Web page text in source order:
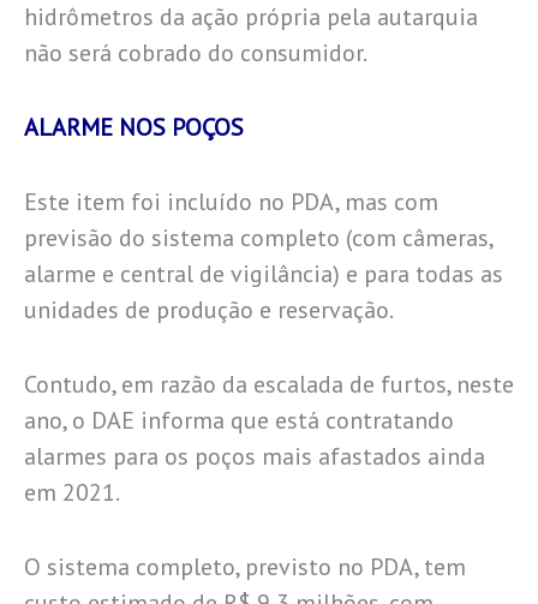
hidrômetros da ação própria pela autarquia
não será cobrado do consumidor.
ALARME NOS POÇOS
Este item foi incluído no PDA, mas com
previsão do sistema completo (com câmeras,
alarme e central de vigilância) e para todas as
unidades de produção e reservação.
Contudo, em razão da escalada de furtos, neste
ano, o DAE informa que está contratando
alarmes para os poços mais afastados ainda
em 2021.
O sistema completo, previsto no PDA, tem